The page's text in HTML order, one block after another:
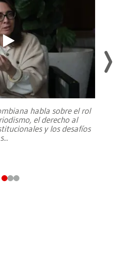
habla sobre el rol
el derecho al
y los desafíos
...